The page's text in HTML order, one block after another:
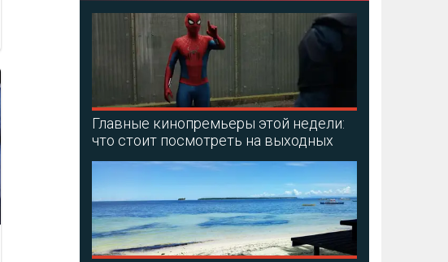
Главные кинопремьеры этой недели:
что стоит посмотреть на выходных